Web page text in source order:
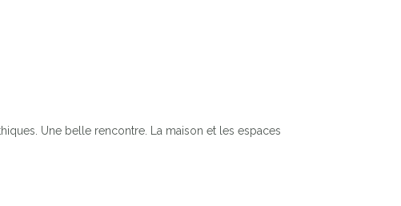
Une belle rencontre. La maison et les espaces